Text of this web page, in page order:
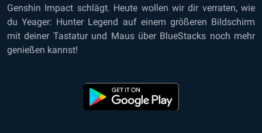
Genshin Impact schlägt. Heute wollen wir dir verraten, wie
du Yeager: Hunter Legend auf einem größeren Bildschirm
mit deiner Tastatur und Maus über BlueStacks noch mehr
genießen kannst!